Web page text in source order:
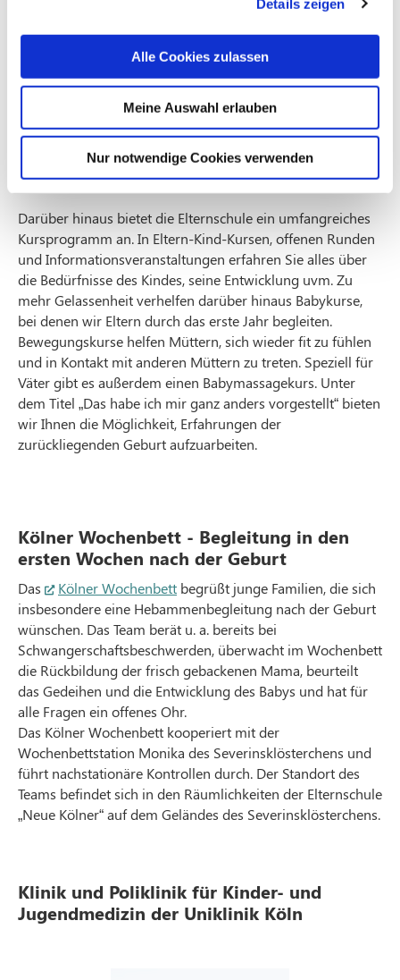
Details zeigen
Alle Cookies zulassen
Meine Auswahl erlauben
Nur notwendige Cookies verwenden
Die Nachsorge durch eine Hebamme halten wir für eine
wichtige Unterstützung. Damit Mütter auch ohne häusliche
Wochenbettbesuche gut in der neuen Situation
ankommen, haben wir die Wochenbettambulanz ins Leben
gerufen. Dieses in Köln bisher einzigartige Konzept bietet
Ihnen eine Eins-zu-eins-Begleitung nach der Geburt in
unseren Räumen. Egal ob es dabei um Ihr Baby oder Sie
als Eltern geht: Hier sind Sie mit Ihren Fragen gut
aufgehoben.
Darüber hinaus bietet die Elternschule ein umfangreiches
Kursprogramm an. In Eltern-Kind-Kursen, offenen Runden
und Informationsveranstaltungen erfahren Sie alles über
die Bedürfnisse des Kindes, seine Entwicklung uvm. Zu
mehr Gelassenheit verhelfen darüber hinaus Babykurse,
bei denen wir Eltern durch das erste Jahr begleiten.
Bewegungskurse helfen Müttern, sich wieder fit zu fühlen
und in Kontakt mit anderen Müttern zu treten. Speziell für
Väter gibt es außerdem einen Babymassagekurs. Unter
dem Titel „Das habe ich mir ganz anders vorgestellt“ bieten
wir Ihnen die Möglichkeit, Erfahrungen der
zurückliegenden Geburt aufzuarbeiten.
Kölner Wochenbett - Begleitung in den
ersten Wochen nach der Geburt
Das Kölner Wochenbett begrüßt junge Familien, die sich
insbesondere eine Hebammenbegleitung nach der Geburt
wünschen. Das Team berät u. a. bereits bei
Schwangerschaftsbeschwerden, überwacht im Wochenbett
die Rückbildung der frisch gebackenen Mama, beurteilt
das Gedeihen und die Entwicklung des Babys und hat für
alle Fragen ein offenes Ohr.
Das Kölner Wochenbett kooperiert mit der
Wochenbettstation Monika des Severinsklösterchens und
führt nachstationäre Kontrollen durch. Der Standort des
Teams befindet sich in den Räumlichkeiten der Elternschule
„Neue Kölner“ auf dem Geländes des Severinsklösterchens.
Klinik und Poliklinik für Kinder- und
Jugendmedizin der Uniklinik Köln